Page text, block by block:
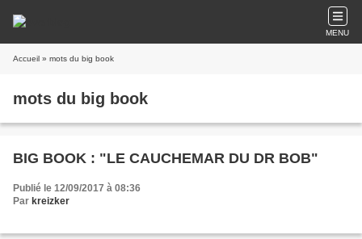
MENU
Accueil » mots du big book
mots du big book
BIG BOOK : "LE CAUCHEMAR DU DR BOB"
Publié le 12/09/2017 à 08:36
Par kreizker